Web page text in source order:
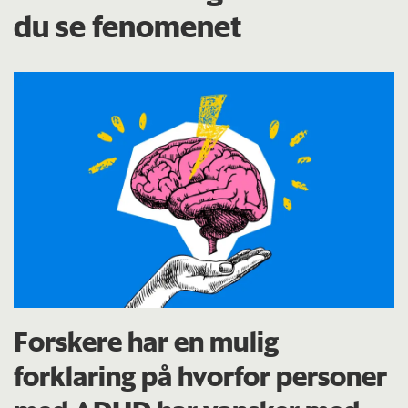
du se fenomenet
Forskere har en mulig
forklaring på hvorfor personer